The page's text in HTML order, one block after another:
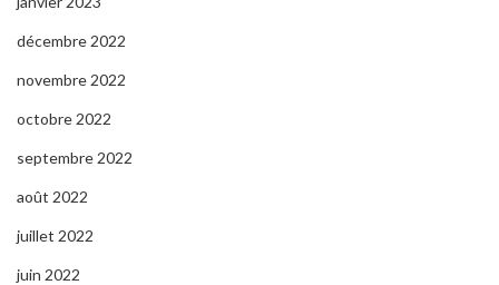
décembre 2022
novembre 2022
octobre 2022
septembre 2022
août 2022
juillet 2022
juin 2022